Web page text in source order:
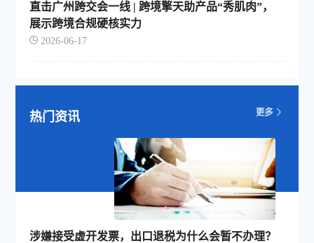
直击广州跨交会一线 | 跨境擎天助产品“秀肌肉”，
展示跨境合规硬核实力
2026-06-17
热门资讯
涉嫌接受虚开发票，出口退税为什么会暂不办理？